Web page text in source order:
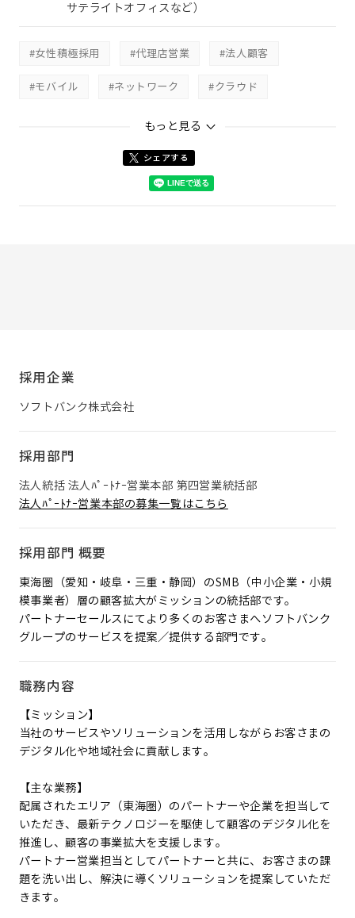
サテライトオフィスなど）
#女性積極採用 #代理店営業 #法人顧客
#モバイル #ネットワーク #クラウド
もっと見る
シェアする
採用企業
ソフトバンク株式会社
採用部門
法人統括 法人ﾊﾟｰﾄﾅｰ営業本部 第四営業統括部
法人ﾊﾟｰﾄﾅｰ営業本部の募集一覧はこちら
採用部門 概要
東海圏（愛知・岐阜・三重・静岡）のSMB（中小企業・小規
模事業者）層の顧客拡大がミッションの統括部です。
パートナーセールスにてより多くのお客さまへソフトバンク
グループのサービスを提案／提供する部門です。
職務内容
【ミッション】
当社のサービスやソリューションを活用しながらお客さまの
デジタル化や地域社会に貢献します。
【主な業務】
配属されたエリア（東海圏）のパートナーや企業を担当して
いただき、最新テクノロジーを駆使して顧客のデジタル化を
推進し、顧客の事業拡大を支援します。
パートナー営業担当としてパートナーと共に、お客さまの課
題を洗い出し、解決に導くソリューションを提案していただ
きます。